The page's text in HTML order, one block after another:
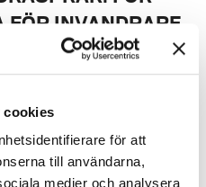
cookies
för att
till användarna,
medier och analysera
INVANDRARE
och har en
utan att vara
är anställd som lärare
lärarexamen (ges